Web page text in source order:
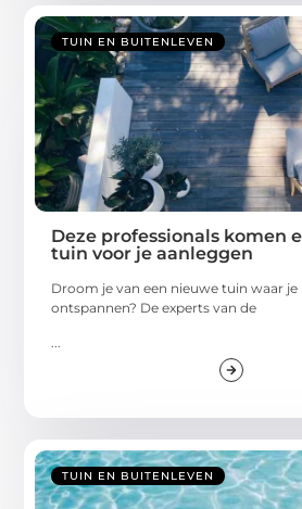
TUIN EN BUITENLEVEN
Deze professionals komen
tuin voor je aanleggen
Droom je van een nieuwe tuin waar
ontspannen? De experts van de
...
TUIN EN BUITENLEVEN